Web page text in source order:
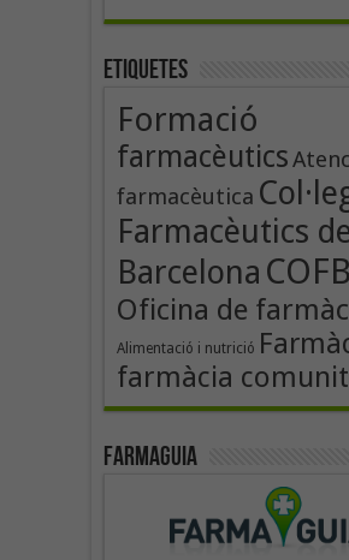
Etiquetes
Formació
farmacèutics
farmacèutica
Farmacèutics
Barcelona COFB
Oficina de
Alimentació i nutrició
farmàcia
Farmaguia